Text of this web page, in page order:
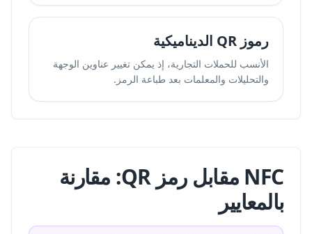
رموز QR الديناميكية
الأنسب للحملات التجارية، إذ يمكن تغيير عناوين الوجهة
والتحليلات والمعلمات بعد طباعة الرمز.
NFC مقابل رمز QR: مقارنة
بالمعايير